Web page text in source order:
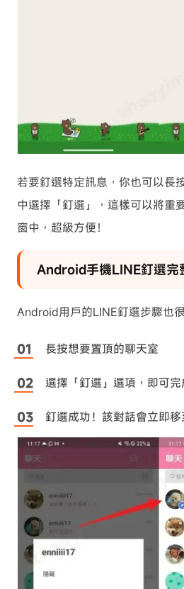
若要釘選特定訊息，你也可以長
中選擇「釘選」，這樣可以將重
窗中，超級方便！
Android手機LINE釘選完
Android用戶的LINE釘選步驟也很
長按想要置頂的聊天室
選擇「釘選」選項，即可完
釘選成功！該對話會立即